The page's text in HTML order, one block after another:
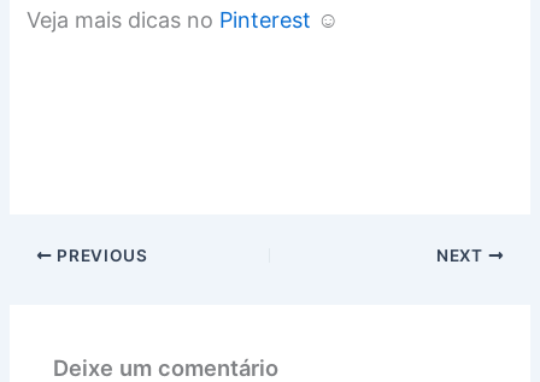
Veja mais dicas no Pinterest ☺
PREVIOUS NEXT
Deixe um comentário